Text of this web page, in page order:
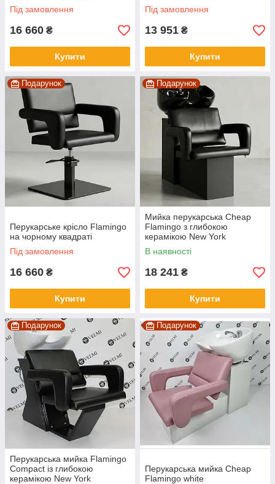
Під замовлення
16 660 ₴
Купити
Під замовлення
13 951 ₴
Купити
Подарунок
Перукарське крісло Flamingo
на чорному квадраті
Під замовлення
16 660 ₴
Купити
Подарунок
Мийка перукарська Cheap
Flamingo з глибокою
керамікою New York
В наявності
18 241 ₴
Купити
Подарунок
Перукарська мийка Flamingo
Compact із глибокою
керамікою New York
Подарунок
Перукарська мийка Cheap
Flamingo white